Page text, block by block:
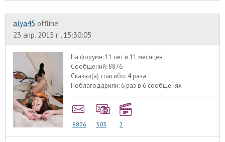
alyа45 offline
23 апр. 2015 г., 15:30:05
На форуме:11 лет и 11 месяцев
Сообщений: 8876
Сказал(а) спасибо: 4 раза
Поблагодарили: 6 раз в 6 сообщенях
8876 303 2